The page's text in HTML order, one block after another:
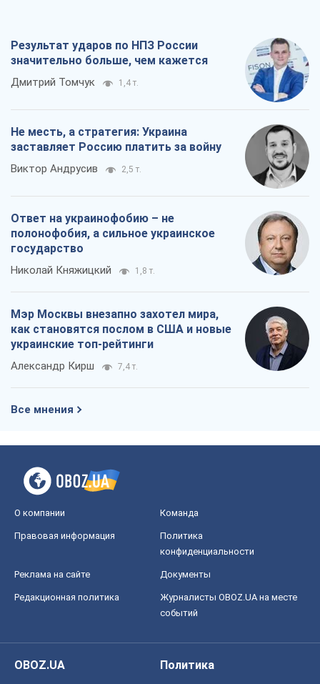
Результат ударов по НПЗ России
значительно больше, чем кажется
Дмитрий Томчук 1,4 т.
Не месть, а стратегия: Украина
заставляет Россию платить за войну
Виктор Андрусив 2,5 т.
Ответ на украинофобию – не
полонофобия, а сильное украинское
государство
Николай Княжицкий 1,8 т.
Мэр Москвы внезапно захотел мира,
как становятся послом в США и новые
украинские топ-рейтинги
Александр Кирш 7,4 т.
Все мнения
О компании Команда
Правовая информация
Политика
конфиденциальности
Реклама на сайте Документы
Редакционная политика
Журналисты OBOZ.UA на месте
событий
OBOZ.UA
Политика